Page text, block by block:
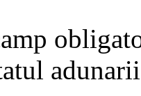
adunarii